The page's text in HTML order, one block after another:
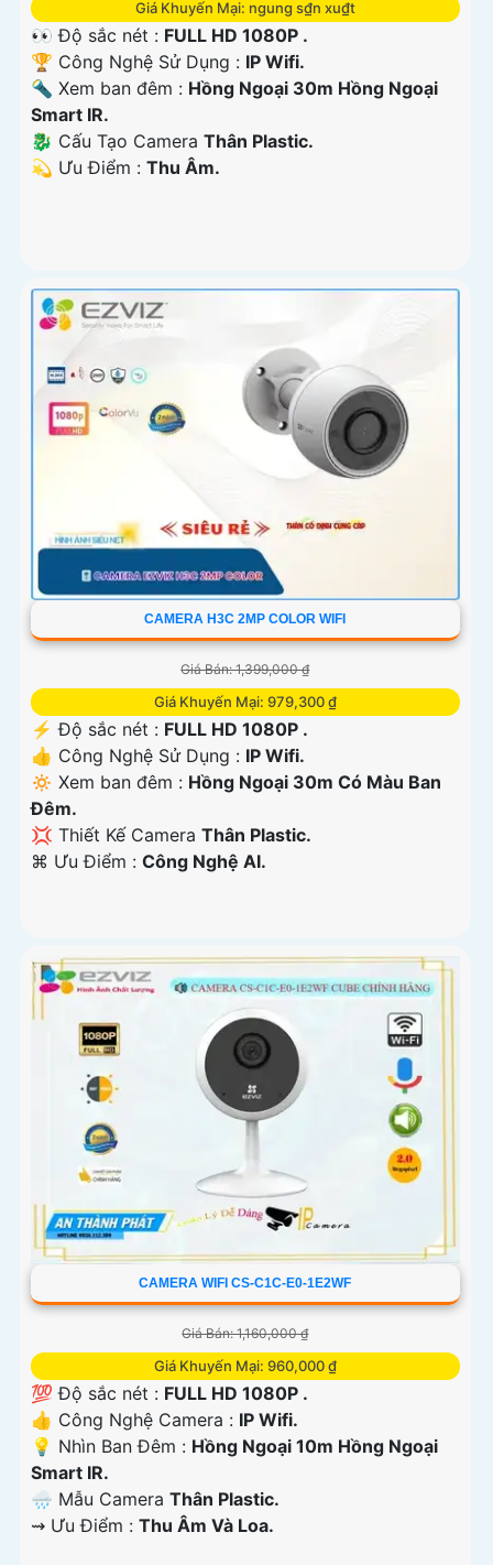
Giá Khuyến Mại: ngung s₫n xu₫t
👀 Độ sắc nét : FULL HD 1080P .
🏆 Công Nghệ Sử Dụng : IP Wifi.
🔦 Xem ban đêm : Hồng Ngoại 30m Hồng Ngoại
Smart IR.
🐉️ Cấu Tạo Camera Thân Plastic.
️💫 Ưu Điểm : Thu Âm.
CAMERA H3C 2MP COLOR WIFI
Giá Bán: 1,399,000 ₫
Giá Khuyến Mại: 979,300 ₫
️⚡ Độ sắc nét : FULL HD 1080P .
👍 Công Nghệ Sử Dụng : IP Wifi.
🔅 Xem ban đêm : Hồng Ngoại 30m Có Màu Ban
Ðêm.
💢 Thiết Kế Camera Thân Plastic.
️⌘ Ưu Điểm : Công Nghệ AI.
CAMERA WIFI CS-C1C-E0-1E2WF
Giá Bán: 1,160,000 ₫
Giá Khuyến Mại: 960,000 ₫
💯 Độ sắc nét : FULL HD 1080P .
👍 Công Nghệ Camera : IP Wifi.
💡 Nhìn Ban Đêm : Hồng Ngoại 10m Hồng Ngoại
Smart IR.
🌧️ Mẫu Camera Thân Plastic.
️⇝ Ưu Điểm : Thu Âm Và Loa.